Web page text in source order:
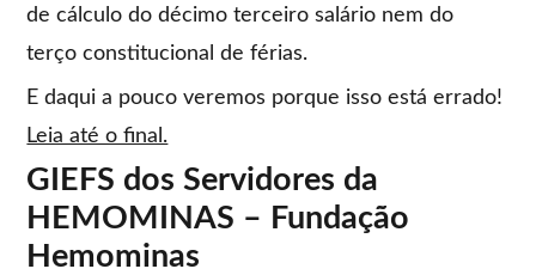
de cálculo do décimo terceiro salário nem do
terço constitucional de férias.
E daqui a pouco veremos porque isso está errado!
Leia até o final.
GIEFS dos Servidores da
HEMOMINAS – Fundação
Hemominas